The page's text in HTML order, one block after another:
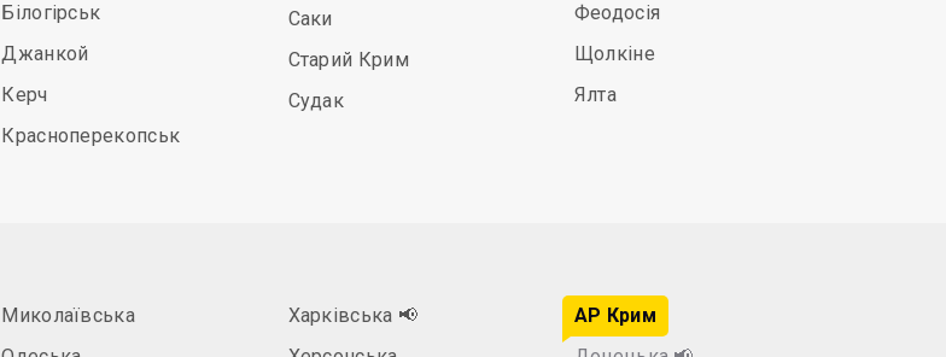
Білогірськ
Джанкой
Керч
Красноперекопськ
Саки
Старий Крим
Судак
Феодосія
Щолкіне
Ялта
Миколаївська
Харківська 📢
АР Крим